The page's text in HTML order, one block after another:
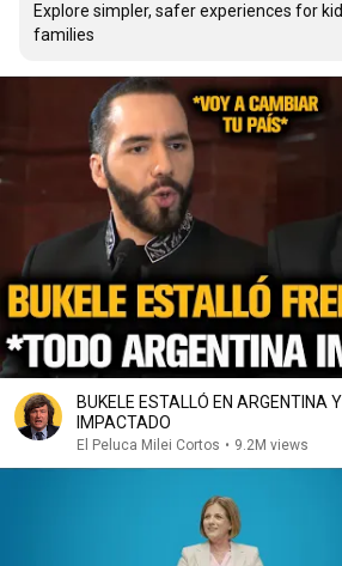
Explore simpler, safer experiences for
families
BUKELE ESTALLÓ EN ARGENTINA
IMPACTADO
El Peluca Milei Cortos • 9.2M views